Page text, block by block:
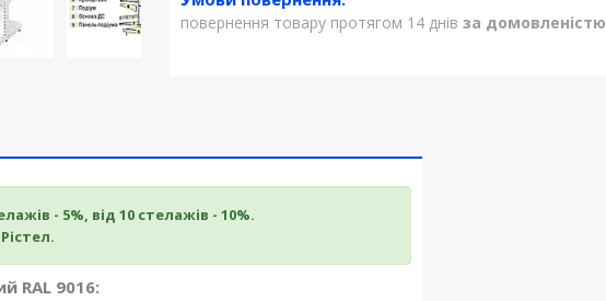
повернення товару протягом 14 днів за домовленістю
- 5%, від 10 стелажів - 10%.
RAL 9016: